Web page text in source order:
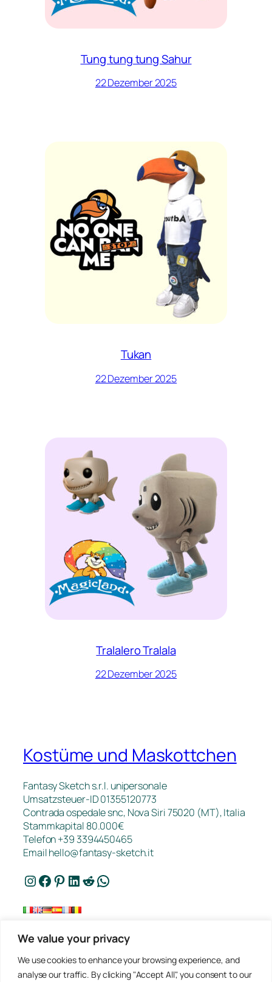
We value your privacy
We use cookies to enhance your browsing experience, and
analyse our traffic. By clicking "Accept All", you consent to our
Tung tung tung Sahur
22 Dezember 2025
Tukan
22 Dezember 2025
Tralalero Tralala
22 Dezember 2025
Kostüme und Maskottchen
Fantasy Sketch s.r.l. unipersonale
Umsatzsteuer-ID 01355120773
Contrada ospedale snc, Nova Siri 75020 (MT), Italia
Stammkapital 80.000€
Telefon +39 3394450465
Emailhello@fantasy-sketch.it
Instagram Facebook Pinterest LinkedIn Reddit WhatsApp
FAQ
Arbeiten